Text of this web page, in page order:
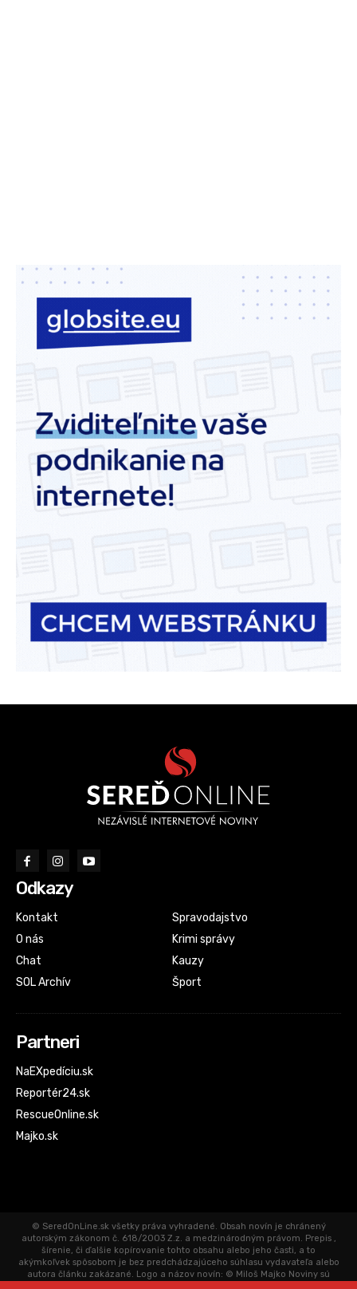
Odkazy
Kontakt
O nás
Chat
SOL Archív
Spravodajstvo
Krimi správy
Kauzy
Šport
Partneri
NaEXpedíciu.sk
Reportér24.sk
RescueOnline.sk
Majko.sk
© SeredOnLine.sk všetky práva vyhradené. Obsah novín je chránený
autorským zákonom č. 618/2003 Z.z. a medzinárodným právom. Prepis ,
šírenie, či ďalšie kopírovanie tohto obsahu alebo jeho časti, a to
akýmkoľvek spôsobom je bez predchádzajúceho súhlasu vydavateľa alebo
autora článku zakázané. Logo a názov novín: © Miloš Majko Noviny sú